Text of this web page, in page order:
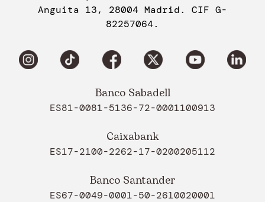
Anguita 13, 28004 Madrid. CIF G-
82257064.
Banco Sabadell
ES81-0081-5136-72-0001100913
Caixabank
ES17-2100-2262-17-0200205112
Banco Santander
ES67-0049-0001-50-2610020001